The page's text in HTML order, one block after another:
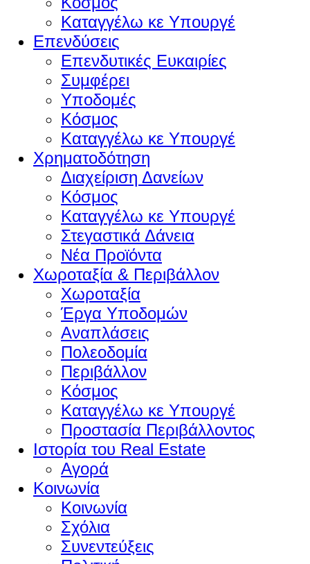
Καταγγέλω κε Υπουργέ
Επενδύσεις
Επενδυτικές Ευκαιρίες
Συμφέρει
Υποδομές
Κόσμος
Καταγγέλω κε Υπουργέ
Χρηματοδότηση
Διαχείριση Δανείων
Κόσμος
Καταγγέλω κε Υπουργέ
Στεγαστικά Δάνεια
Νέα Προϊόντα
Χωροταξία & Περιβάλλον
Χωροταξία
Έργα Υποδομών
Αναπλάσεις
Πολεοδομία
Περιβάλλον
Κόσμος
Καταγγέλω κε Υπουργέ
Προστασία Περιβάλλοντος
Ιστορία του Real Estate
Αγορά
Κοινωνία
Κοινωνία
Σχόλια
Συνεντεύξεις